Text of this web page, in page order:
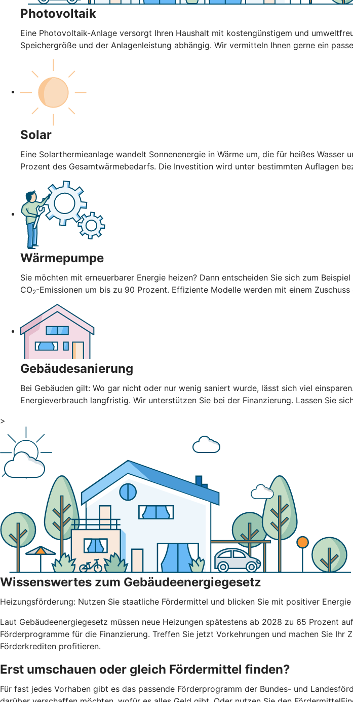
Photovoltaik
Eine Photovoltaik-Anlage versorgt Ihren Haushalt mit kostengünstigem und
Speichergröße und der Anlagenleistung abhängig. Wir vermitteln Ihnen gerne ein
Solar
Eine Solarthermieanlage wandelt Sonnenenergie in Wärme um, die für heißes
Prozent des Gesamtwärmebedarfs. Die Investition wird unter bestimmten Auflagen
Wärmepumpe
Sie möchten mit erneuerbarer Energie heizen? Dann entscheiden Sie sich zum
CO2-Emissionen um bis zu 90 Prozent. Effiziente Modelle werden mit einem
Gebäudesanierung
Bei Gebäuden gilt: Wo gar nicht oder nur wenig saniert wurde, lässt sich viel
Energieverbrauch langfristig. Wir unterstützen Sie bei der Finanzierung. Lassen Sie
>
Wissenswertes zum Gebäudeenergiegesetz
Heizungsförderung: Nutzen Sie staatliche Fördermittel und blicken Sie mit positiver
Laut Gebäudeenergiegesetz müssen neue Heizungen spätestens ab 2028 zu 65 Prozent
Förderprogramme für die Finanzierung. Treffen Sie jetzt Vorkehrungen und machen Sie Ihr
Förderkrediten profitieren.
Erst umschauen oder gleich Fördermittel finden?
Für fast jedes Vorhaben gibt es das passende Förderprogramm der Bundes- und